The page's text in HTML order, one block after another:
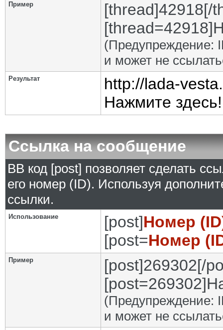
Пример
[thread]42918[/
(Предупреждение:
и может не
Результат
http://lada-
Нажмите здесь!
Ссылка на сообщение
BB код [post] позволяет сделать
его номер (ID). Используя
ссылки.
Использование [post]Номер
[post=Номер
Пример
[post]269302[/
(Предупреждение:
и может не